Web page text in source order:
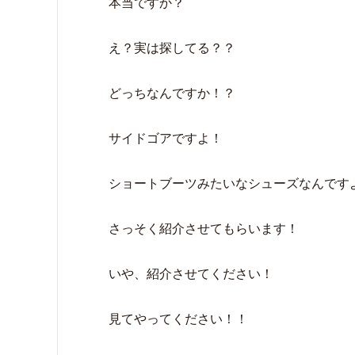
本当ですか？
え？実は探してる？？
どっちなんですか！？
サイドゴアですよ！
ショートブーツみたいなシューズなんです
さっそく紹介させてもらいます！
いや、紹介させてください！
見てやってください！！